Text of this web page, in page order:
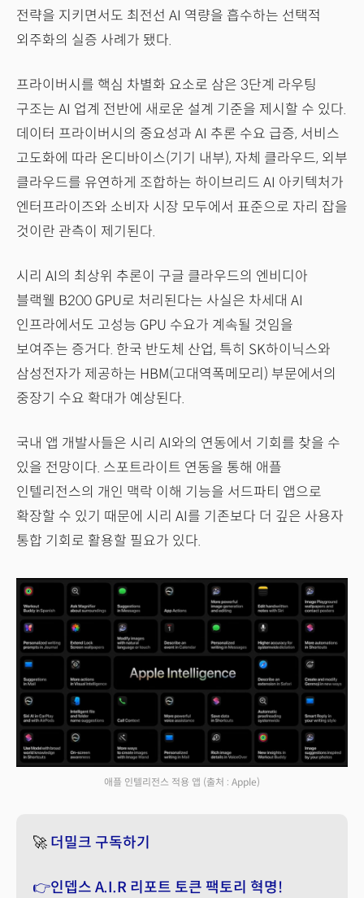
전략을 지키면서도 최전선 AI 역량을 흡수하는 선택적
외주화의 실증 사례가 됐다.
프라이버시를 핵심 차별화 요소로 삼은 3단계 라우팅
구조는 AI 업계 전반에 새로운 설계 기준을 제시할 수 있다.
데이터 프라이버시의 중요성과 AI 추론 수요 급증, 서비스
고도화에 따라 온디바이스(기기 내부), 자체 클라우드, 외부
클라우드를 유연하게 조합하는 하이브리드 AI 아키텍처가
엔터프라이즈와 소비자 시장 모두에서 표준으로 자리 잡을
것이란 관측이 제기된다.
시리 AI의 최상위 추론이 구글 클라우드의 엔비디아
블랙웰 B200 GPU로 처리된다는 사실은 차세대 AI
인프라에서도 고성능 GPU 수요가 계속될 것임을
보여주는 증거다. 한국 반도체 산업, 특히 SK하이닉스와
삼성전자가 제공하는 HBM(고대역폭메모리) 부문에서의
중장기 수요 확대가 예상된다.
국내 앱 개발사들은 시리 AI와의 연동에서 기회를 찾을 수
있을 전망이다. 스포트라이트 연동을 통해 애플
인텔리전스의 개인 맥락 이해 기능을 서드파티 앱으로
확장할 수 있기 때문에 시리 AI를 기존보다 더 깊은 사용자
통합 기회로 활용할 필요가 있다.
애플 인텔리전스 적용 앱 (출처 : Apple)
🚀 더밀크 구독하기
👉인뎁스 A.I.R 리포트 토큰 팩토리 혁명!